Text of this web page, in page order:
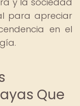
para apreciar
en el
Que